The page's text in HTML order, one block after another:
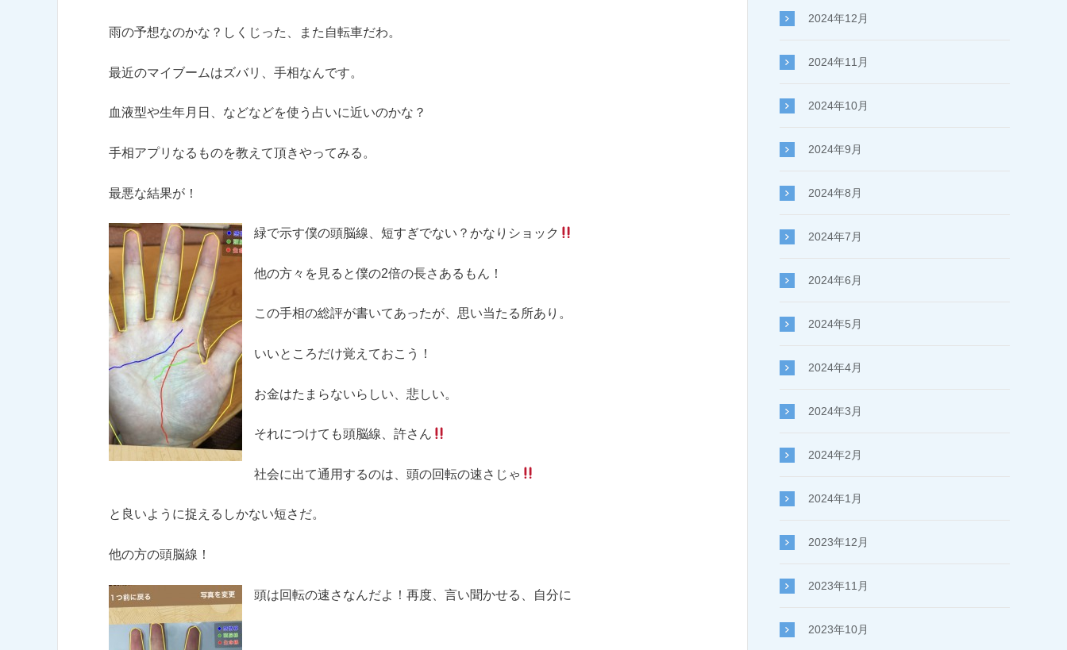
雨の予想なのかな？しくじった、また自転車だわ。
最近のマイブームはズバリ、手相なんです。
血液型や生年月日、などなどを使う占いに近いのかな？
手相アプリなるものを教えて頂きやってみる。
最悪な結果が！
緑で示す僕の頭脳線、短すぎでない？かなりショック
他の方々を見ると僕の2倍の長さあるもん！
この手相の総評が書いてあったが、思い当たる所あり。
いいところだけ覚えておこう！
お金はたまらないらしい、悲しい。
それにつけても頭脳線、許さん
社会に出て通用するのは、頭の回転の速さじゃ
と良いように捉えるしかない短さだ。
他の方の頭脳線！
頭は回転の速さなんだよ！再度、言い聞かせる、自分に
2024年12月
2024年11月
2024年10月
2024年9月
2024年8月
2024年7月
2024年6月
2024年5月
2024年4月
2024年3月
2024年2月
2024年1月
2023年12月
2023年11月
2023年10月